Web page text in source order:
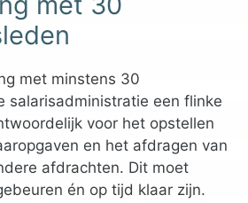
met minstens 30
salarisadministratie een flinke
voor het opstellen
en het afdragen van
afdrachten. Dit moet
én op tijd klaar zijn.